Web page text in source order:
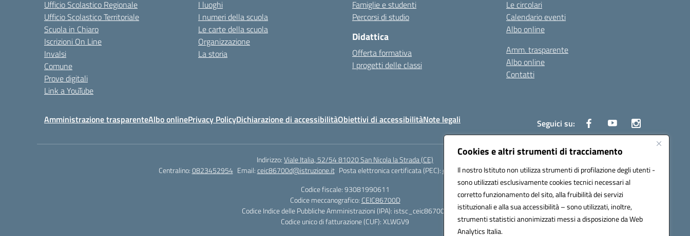
Cookies e altri strumenti di tracciamento
Il nostro Istituto non utilizza strumenti di profilazione degli utenti -
sono utilizzati esclusivamente cookies tecnici necessari al
corretto funzionamento del sito, alla fruibilità dei servizi
istituzionali e alla sua accessibilità – sono utilizzati, inoltre,
strumenti statistici anonimizzati messi a disposizione da Web
Analytics Italia.
Ufficio Scolastico Regionale
Ufficio Scolastico Territoriale
Scuola in Chiaro
Iscrizioni On Line
Invalsi
Comune
Prove digitali
Link a YouTube
I luoghi
I numeri della scuola
Le carte della scuola
Organizzazione
La storia
Famiglie e studenti
Percorsi di studio
Didattica
Offerta formativa
I progetti delle classi
Le circolari
Calendario eventi
Albo online
Amm. trasparente
Albo online
Contatti
Amministrazione trasparenteAlbo onlinePrivacy PolicyDichiarazione di accessibilitàObiettivi di accessibilitàNote legali Seguici su:
Indirizzo:Viale Italia, 52/54 81020 San Nicola la Strada (CE)
Centralino:0823452954 Email:ceic86700d@istruzione.it Posta elettronica certificata (PEC):ceic86700d@pec.istruzione.it
Codice fiscale: 93081990611
Codice meccanografico: CEIC86700D
Codice Indice delle Pubbliche Amministrazioni (IPA): istsc_ceic86700d
Codice unico di fatturazione (CUF): XLWGV9